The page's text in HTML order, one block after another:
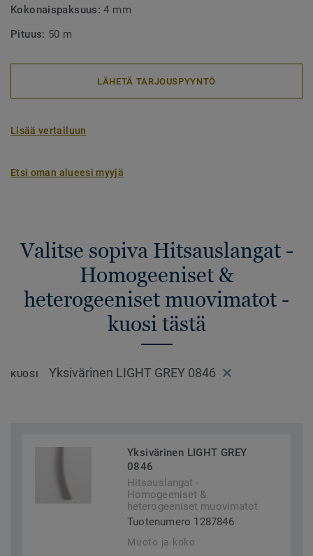
Kokonaispaksuus:4 mm
Pituus: 50 m
LÄHETÄ TARJOUSPYYNTÖ
Lisää vertailuun
Etsi oman alueesi myyjä
Valitse sopiva Hitsauslangat -
Homogeeniset &
heterogeeniset muovimatot -
kuosi tästä
KUOSI Yksivärinen LIGHT GREY 0846
Yksivärinen LIGHT GREY
0846
Hitsauslangat -
Homogeeniset &
heterogeeniset muovimatot
Tuotenumero 1287846
Muoto ja koko